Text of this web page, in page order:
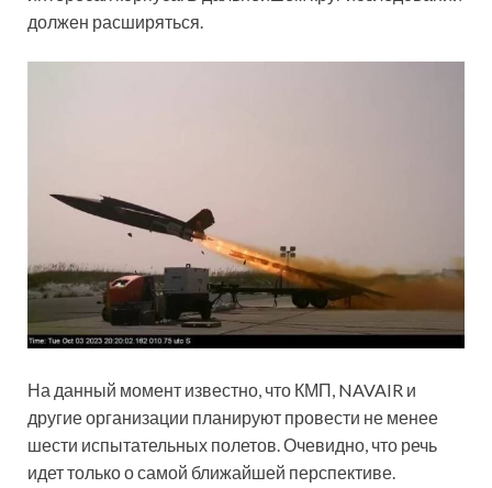
должен расширяться.
На данный момент известно, что КМП, NAVAIR и
другие организации планируют провести не менее
шести испытательных полетов. Очевидно, что речь
идет только о самой ближайшей перспективе.